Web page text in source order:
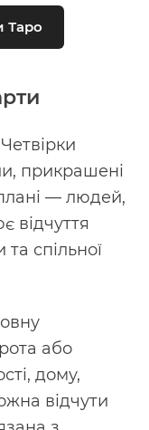
Таро
прикрашені
— людей,
відчуття
спільної
або
дому,
відчути